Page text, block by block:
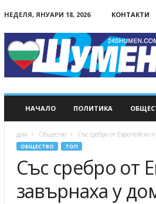
НЕДЕЛЯ, ЯНУАРИ 18, 2026 КОНТАКТИ
НАЧАЛО ПОЛИТИКА
дом Общество Със сребро от Европейско
ОБЩЕСТВО ТОП
Със сребро от
завърнаха у